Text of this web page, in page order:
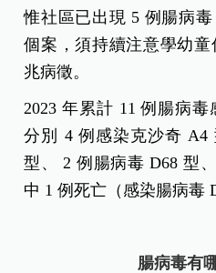
惟社區已出現 5 例腸病
個案，須持續注意學幼
兆病徵。
2023 年累計 11 例腸病
分別 4 例感染克沙奇 A4
型、 2 例腸病毒 D68 型
中 1 例死亡（感染腸病毒
腸病毒有